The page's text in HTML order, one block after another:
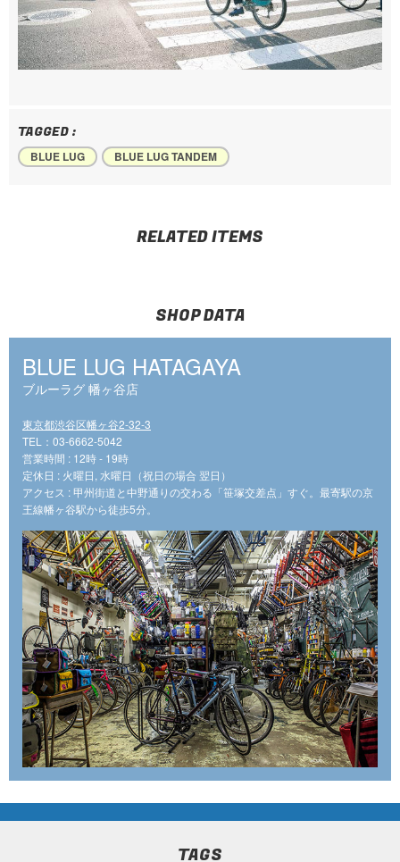
TAGGED :
BLUE LUG BLUE LUG TANDEM
RELATED ITEMS
SHOP DATA
BLUE LUG HATAGAYA
ブルーラグ 幡ヶ谷店
東京都渋谷区幡ヶ谷2-32-3
TEL：03-6662-5042
営業時間 : 12時 - 19時
定休日 : 火曜日, 水曜日（祝日の場合 翌日）
アクセス : 甲州街道と中野通りの交わる「笹塚交差点」すぐ。最寄駅の京
王線幡ヶ谷駅から徒歩5分。
TAGS